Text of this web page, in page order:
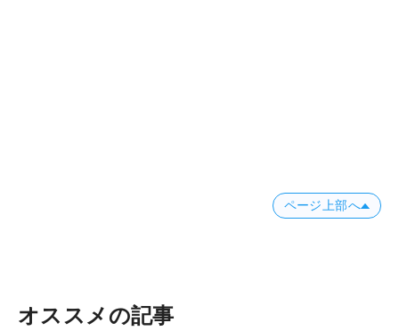
ページ上部へ
オススメの記事